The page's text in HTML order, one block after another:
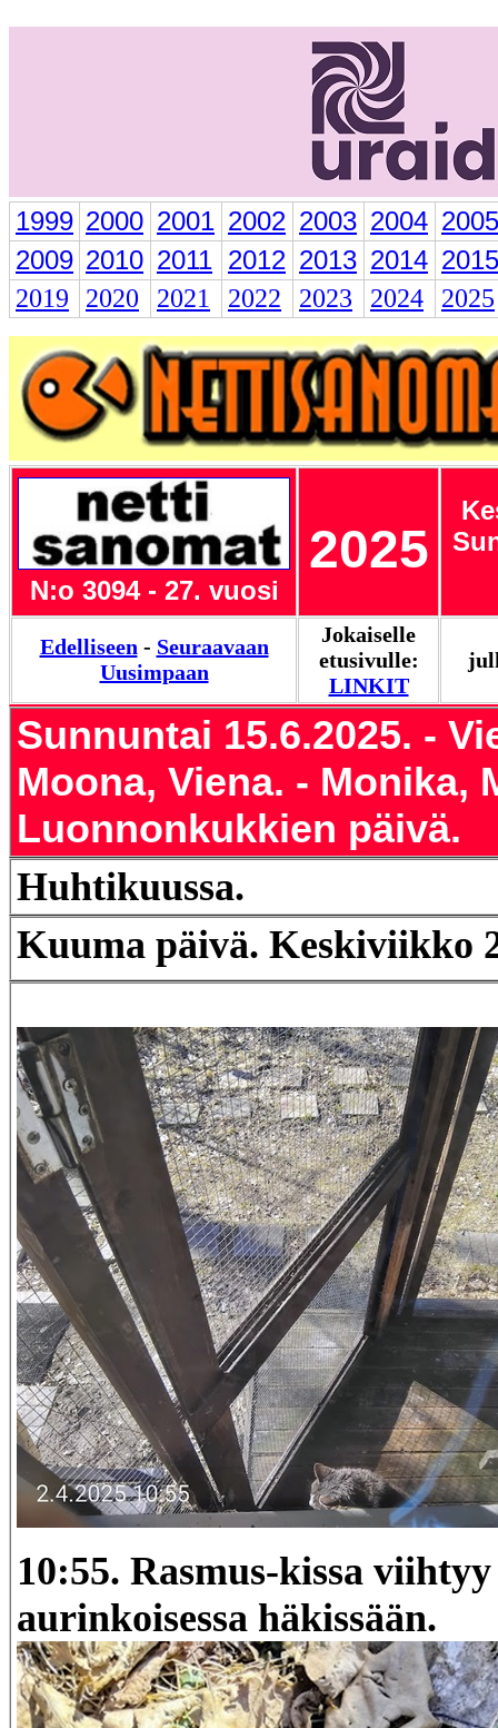
1999 2000 2001 2002 2003 2004 2005
2009 2010 2011 2012 2013 2014 2015
2019 2020 2021 2022 2023 2024 2025
N:o 3094 - 27. vuosi
2025
Edelliseen - Seuraavaan
Uusimpaan
Jokaiselle
etusivulle:
LINKIT
Sunnuntai 15.6.2025. -
Moona, Viena. - Monika,
Luonnonkukkien päivä.
Huhtikuussa.
Kuuma päivä. Keskiviikko
10:55. Rasmus-kissa viihtyy
aurinkoisessa häkissään.